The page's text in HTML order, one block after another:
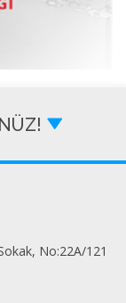
No:22A/121